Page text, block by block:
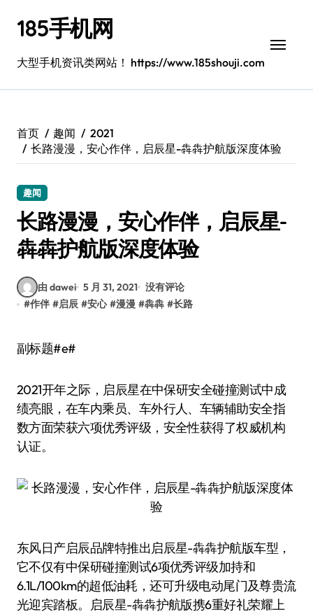
185手机网
大型手机资讯类网站！ https://www.185shouji.com
首页 趣闻
2021
长路漫漫，安心作伴，启辰星-犇犇护航版深度体验
趣闻
长路漫漫，安心作伴，启辰星-
犇犇护航版深度体验
由 dawei 5 月 31, 2021 没有评论
#作伴 #启辰 #安心 #漫漫 #犇犇 #长路
副标题#e#
2021开年之际，启辰星在中保研安全碰撞测试中成
绩亮眼，在车内乘员、车外行人、车辆辅助安全指
数方面荣获六项优秀评级，安全性获得了权威机构
认证。
东风日产启辰品牌特推出启辰星-犇犇护航版车型，
它不仅有中保研碰撞测试6项优秀评级加持和
6.1L/100km的超低油耗，还可升级电动尾门及尊贵流
光迎宾踏板。启辰星-犇犇护航版携6重好礼荣耀上